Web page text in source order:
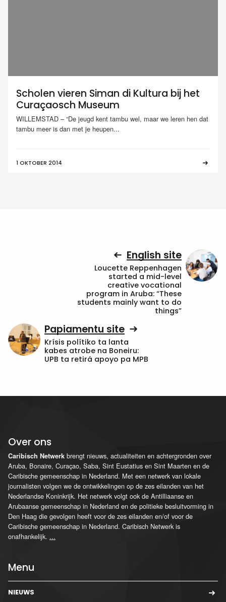
Scholen vieren Siman di Kultura bij het
Curaçaosch Museum
WILLEMSTAD – “De jeugd kent tambu wel, maar we leren hen dat
tambu meer is dan met je heupen...
1 OKTOBER 2014
English site
Loucette Reppenhagen
started a mid-level
creative vocational
program in Aruba: “These
students mainly want to do
things”
Papiamentu site
Krísis polítiko ta lanta
kabes atrobe na Boneiru:
UPB ta retirá apoyo pa MPB
Over ons
Caribisch Netwerk brengt nieuws, actualiteiten en achtergronden over
Aruba, Bonaire, Curaçao, Saba, Sint Eustatius en Sint Maarten en de
Caribische gemeenschap in Nederland. Met een netwerk van lokale
journalisten volgen we de ontwikkelingen op de zes eilanden van het
Nederlandse Koninkrijk. Het netwerk volgt ook de Antilliaanse en
Arubaanse gemeenschap in Nederland en de politieke besluitvorming in
Den Haag die gevolgen heeft voor de zes eilanden en/of voor de
Caribische gemeenschap in Nederland. Caribisch Netwerk is
onafhankelijk. ...
Menu
NIEUWS